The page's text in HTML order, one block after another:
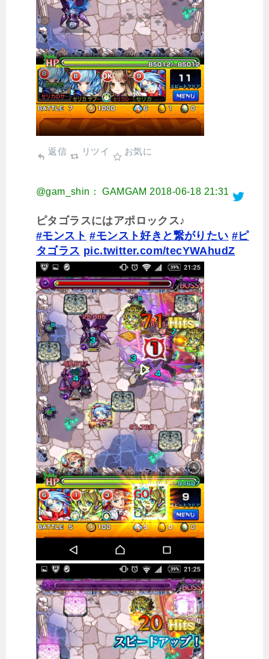
返信 リツイ お気に
@gam_shin： GAMGAM 2018-06-18 21:31
ピタゴラスにはアポロックス♪
#モンスト #モンスト好きと繋がりたい #ピ
タゴラス pic.twitter.com/tecYWAhudZ